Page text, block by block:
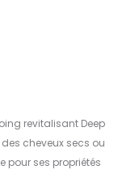
revitalisant Deep
cheveux secs ou
pour ses propriétés